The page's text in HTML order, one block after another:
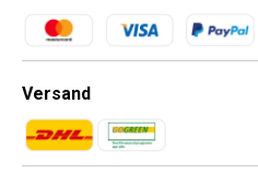
Zahlungsmethoden
Versand
Zahlungsmethoden